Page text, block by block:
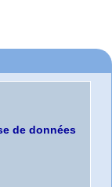
de données